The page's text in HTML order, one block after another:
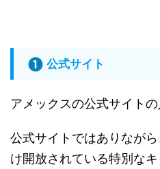
公式サイト
アメックスの公式サイト
公式サイトではありなが
け開放されている特別な